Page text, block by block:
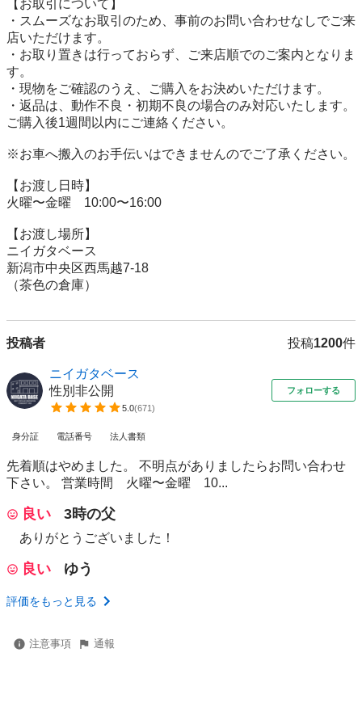
【お取引について】
・スムーズなお取引のため、事前のお問い合わせなしでご来
店いただけます。
・お取り置きは行っておらず、ご来店順でのご案内となりま
す。
・現物をご確認のうえ、ご購入をお決めいただけます。
・返品は、動作不良・初期不良の場合のみ対応いたします。
ご購入後1週間以内にご連絡ください。
※お車へ搬入のお手伝いはできませんのでご了承ください。
【お渡し日時】
火曜〜金曜　10:00〜16:00
【お渡し場所】
ニイガタベース
新潟市中央区西馬越7-18
（茶色の倉庫）
投稿者 投稿1200件
ニイガタベース
性別非公開
5.0(671)
フォローする
身分証 電話番号 法人書類
先着順はやめました。 不明点がありましたらお問い合わせ
下さい。 営業時間 火曜〜金曜 10...
良い 3時の父
ありがとうございました！
良い ゆう
評価をもっと見る
注意事項 通報